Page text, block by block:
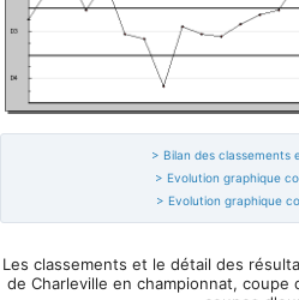
> Bilan des classements
> Evolution graphique
> Evolution graphique
Les classements et le détail des
de Charleville en championnat, coupe